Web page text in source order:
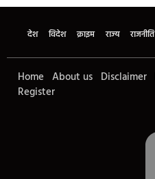
देश विदेश क्राइम राज्य राजनीति
Home About us Disclaimer
Register